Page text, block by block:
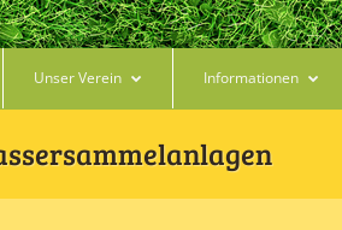
Unser Verein Informationen